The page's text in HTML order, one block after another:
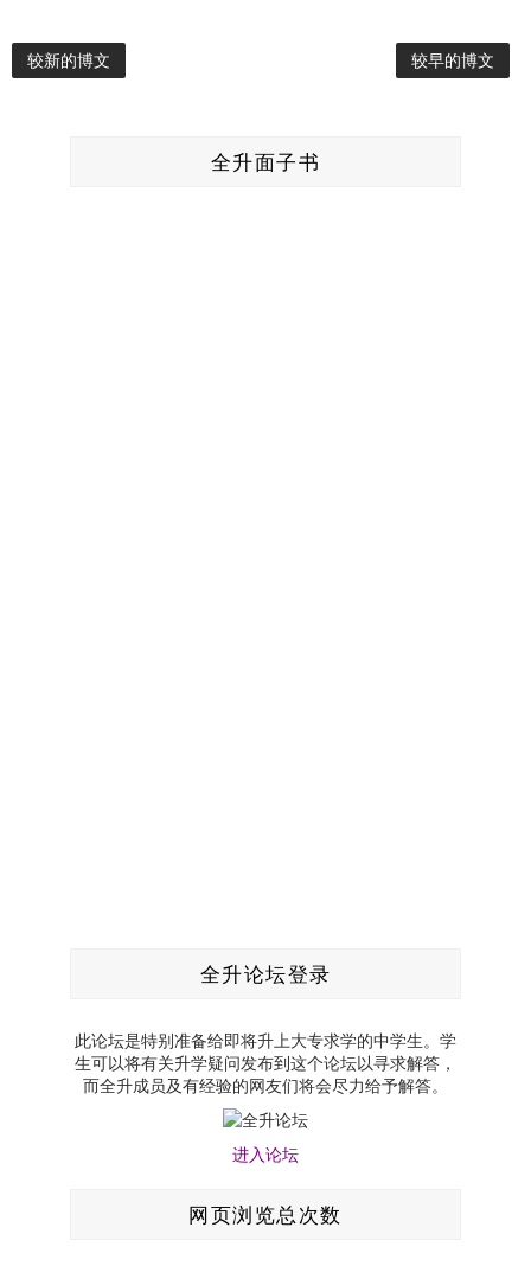
较新的博文 较早的博文
全升面子书
全升论坛登录
此论坛是特别准备给即将升上大专求学的中学生。学
生可以将有关升学疑问发布到这个论坛以寻求解答，
而全升成员及有经验的网友们将会尽力给予解答。
进入论坛
网页浏览总次数